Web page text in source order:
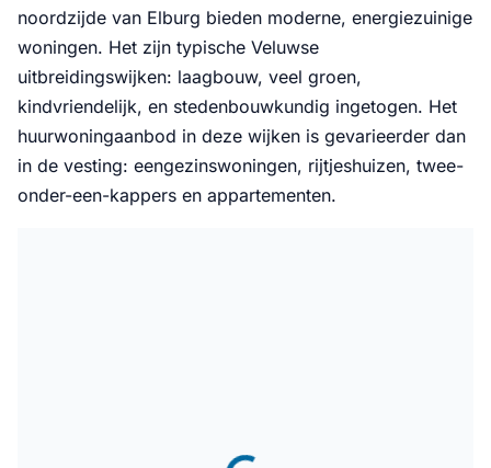
noordzijde van Elburg bieden moderne, energiezuinige
woningen. Het zijn typische Veluwse
uitbreidingswijken: laagbouw, veel groen,
kindvriendelijk, en stedenbouwkundig ingetogen. Het
huurwoningaanbod in deze wijken is gevarieerder dan
in de vesting: eengezinswoningen, rijtjeshuizen, twee-
onder-een-kappers en appartementen.